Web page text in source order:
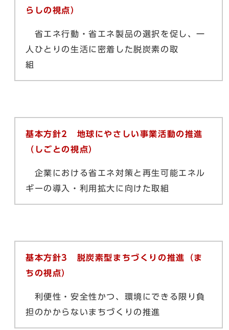
らしの視点）
省エネ行動・省エネ製品の選択を促し、一
人ひとりの生活に密着した脱炭素の取
組
基本方針2 地球にやさしい事業活動の推進
（しごとの視点）
企業における省エネ対策と再生可能エネル
ギーの導入・利用拡大に向けた取組
基本方針3 脱炭素型まちづくりの推進（ま
ちの視点）
利便性・安全性かつ、環境にできる限り負
担のかからないまちづくりの推進